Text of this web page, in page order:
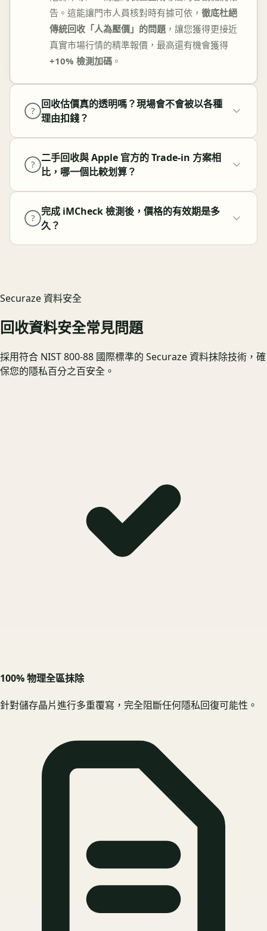
告。這能讓門市人員核對時有據可依， 徹底杜絕
傳統回收「人為壓價」的問題 ，讓您獲得更接近
真實市場行情的精準報價，最高還有機會獲得
+10% 檢測加碼 。
?
回收估價真的透明嗎？現場會不會被以各種
理由扣錢？
?
二手回收與 Apple 官方的 Trade-in 方案相
比，哪一個比較划算？
?
完成 iMCheck 檢測後，價格的有效期是多
久？
Securaze 資料安全
回收資料安全常見問題
採用符合 NIST 800-88 國際標準的 Securaze 資料抹除技術，確
保您的隱私百分之百安全。
100% 物理全區抹除
針對儲存晶片進行多重覆寫，完全阻斷任何隱私回復可能性。